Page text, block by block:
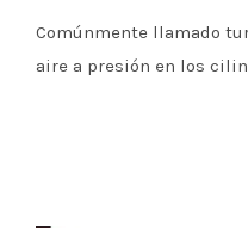
Comúnmente llamado
aire a presión en los